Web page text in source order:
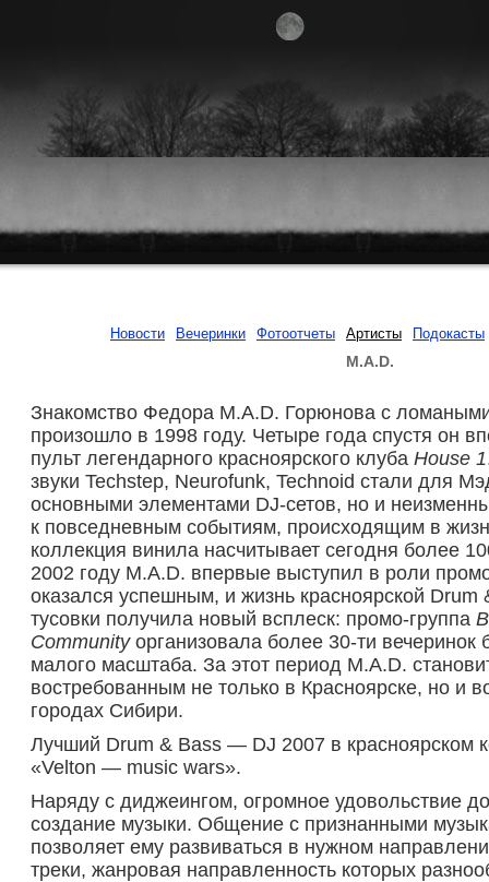
Новости Вечеринки Фотоотчеты Артисты Подокасты
M.A.D.
Знакомство Федора M.A.D. Горюнова с
произошло в 1998 году. Четыре года спустя он
пульт легендарного красноярского клуба House 1
звуки Techstep, Neurofunk, Technoid стали для
основными элементами DJ-сетов, но и
к повседневным событиям, происходящим в
коллекция винила насчитывает сегодня более
2002 году M.A.D. впервые выступил в роли
оказался успешным, и жизнь красноярской
тусовки получила новый всплеск: промо-группа
Communityорганизовала более 30-ти вечеринок
малого масштаба. За этот период M.A.D.
востребованным не только в Красноярске, но и
городах Сибири.
Лучший Drum & Bass — DJ 2007 в красноярском
«Velton — music wars».
Наряду с диджеингом, огромное удовольствие
создание музыки. Общение с признанными
позволяет ему развиваться в нужном
треки, жанровая направленность которых